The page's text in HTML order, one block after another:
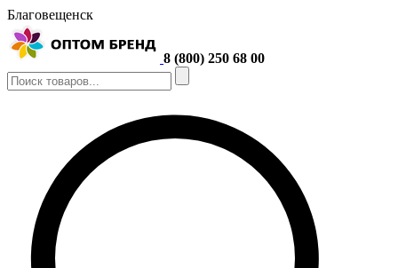
Благовещенск
8 (800) 250 68 00